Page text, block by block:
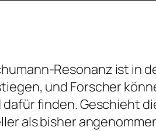
Resonanz ist in
und Forscher
dafür finden. Geschieht
als bisher